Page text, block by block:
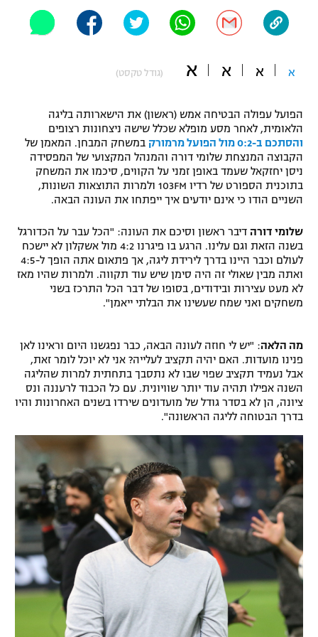
"מחצית בשכונה" – פודקאסט
משתתפים וזוכים בפרסים
תקנון משתתפים וזוכים בפרסים
תקנון עבור פעילות אלקטרה
תקנון עבור פעילות ספורט 1 – "מרלן"
טניס
גיימינג E-Sports
מדיניות פרטיות
תקנון פעילות ספורט 1
הצטרפות לחבילת הערוצים
לוח דרושים – ג'ובנט
תגיות
המגזין
אופניים
ספורט מוטורי
פוטבול אמריקאי NFL
בייסבול MLB
ספורט אתגרי ואקסטרים
אומנויות לחימה
א א א א (גודל טקסט)
הפועל עפולה הבטיחה אמש (ראשון) את הישארותה בליגה
הלאומית, לאחר מסע מופלא שכלל שישה ניצחונות רצופים
והסתכם ב-0:2 מול הפועל מרמורק
במשחק המבחן. המאמן של
הקבוצה המנצחת שלומי דורה והמנהל המקצועי של המפסידה
ניסן יחזקאל שעמד באופן זמני על הקווים, סיכמו את המשחק
בתוכנית הספורט של רדיו 103FM ולמרות התוצאות השונות,
השניים הודו כי אינם יודעים איך ייפתחו את העונה הבאה.
שלומי דורה דיבר ראשון וסיכם את העונה: "הכל עבר על הכדורגל
בשנה הזאת וגם עלינו. הרגע בו פיגרנו 4:2 מול אשקלון לא יישכח
לעולם וכבר היינו בדרך לירידת ליגה, אך פתאום אתה הופך ל-4:5
ואתה מבין שאולי זה היה סימן שיש עוד תקווה. ולמרות שהיו מאז
לא מעט עצירות ובידודים, בסופו של דבר הכל התרכז בשני
משחקים ואני שמח שעשינו את הבלתי ייאמן".
מה הלאה: "יש לי חוזה לעונה הבאה, כבר נפגשנו היום וראינו לאן
פנינו מועדות. האם יהיה תקציב לעלייה? אני לא יוכל לומר זאת,
אבל נעמיד תקציב שפוי שבו לא נתסבך בתחתית למרות שהליגה
השנה אפילו תהיה עוד יותר שוויונית. עם כל הכבוד לרעננה ונס
ציונה, הן לא בסדר גודל של מועדונים שירדו בשנים האחרונות והיו
בדרך הבטוחה לליגה הראשונה".